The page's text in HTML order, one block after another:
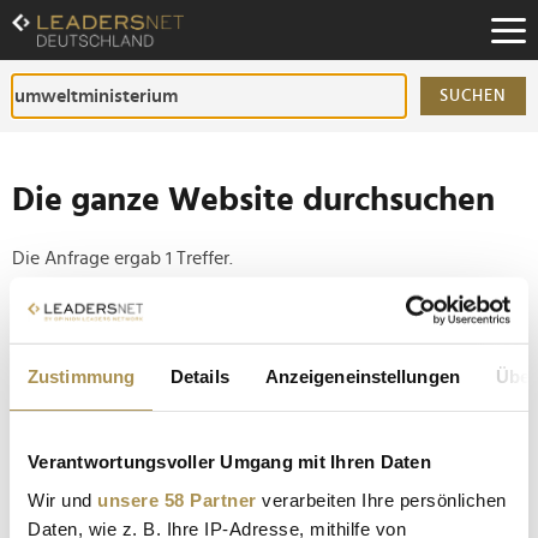
Zustimmung Details Anzeigeneinstellungen
Verantwortungsvoller Umgang mit Ihren Daten
Wir und unsere 58 Partner verarbeiten Ihre persönlichen
Daten, wie z. B. Ihre IP-Adresse, mithilfe von
Zum
Inhalt
Zur
Fußzeilen-
Navigation
SUCHEN
Die ganze Website durchsuchen
Die Anfrage ergab 1 Treffer.
Tipp
Seiten suchen, die genau diese Wortgruppe enthalten:
ADAC bemängelt Masterplan der Bundesregierung